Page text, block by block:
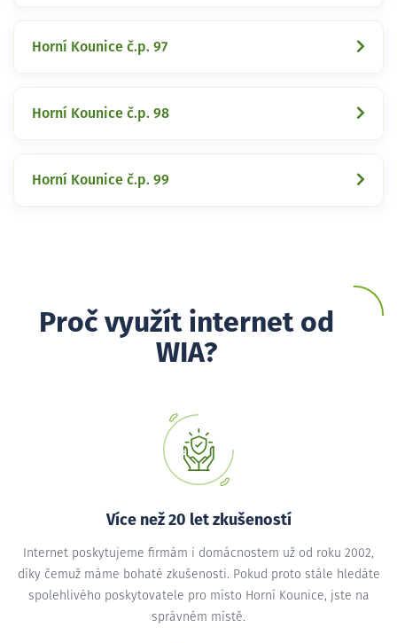
Horní Kounice č.p. 97
Horní Kounice č.p. 98
Horní Kounice č.p. 99
Proč využít internet od
WIA?
Více než 20 let zkušeností
Internet poskytujeme firmám i domácnostem už od roku 2002,
díky čemuž máme bohaté zkušenosti. Pokud proto stále hledáte
spolehlivého poskytovatele pro místo Horní Kounice, jste na
správném místě.